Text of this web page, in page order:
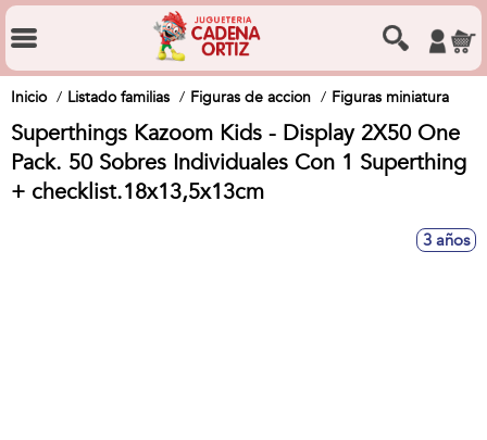
Inicio Listado familias Figuras de accion Figuras miniatura
Superthings Kazoom Kids - Display 2X50 One
Pack. 50 Sobres Individuales Con 1 Superthing
+ checklist.18x13,5x13cm
3 años